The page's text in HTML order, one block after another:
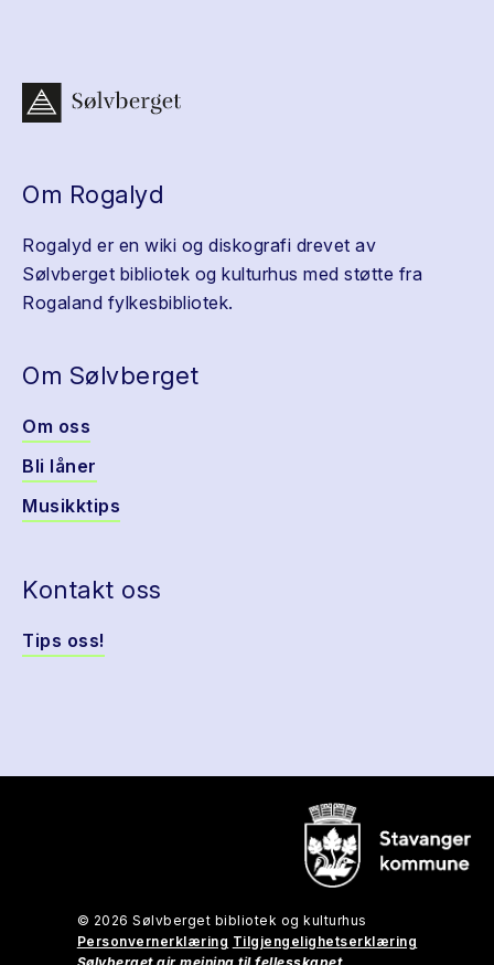
Om Rogalyd
Rogalyd er en wiki og diskografi drevet av
Sølvberget bibliotek og kulturhus med støtte fra
Rogaland fylkesbibliotek.
Om Sølvberget
Om oss
Bli låner
Musikktips
Kontakt oss
Tips oss!
© 2026 Sølvberget bibliotek og kulturhus
Personvernerklæring Tilgjengelighetserklæring